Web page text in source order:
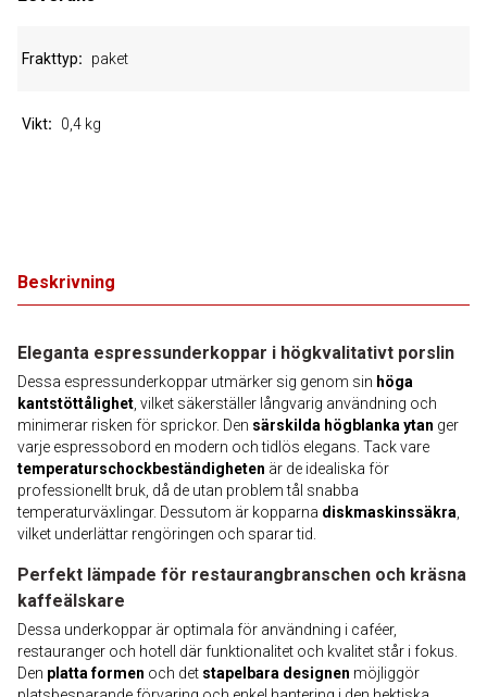
Beskrivning
Eleganta espressunderkoppar i högkvalitativt porslin
Dessa espressunderkoppar utmärker sig genom sin höga
kantstöttålighet , vilket säkerställer långvarig användning och
minimerar risken för sprickor. Den särskilda högblanka ytan ger
varje espressobord en modern och tidlös elegans. Tack vare
temperaturschockbeständigheten är de idealiska för
professionellt bruk, då de utan problem tål snabba
temperaturväxlingar. Dessutom är kopparna diskmaskinssäkra
vilket underlättar rengöringen och sparar tid.
Perfekt lämpade för restaurangbranschen och kräsna
kaffeälskare
Dessa underkoppar är optimala för användning i caféer,
restauranger och hotell där funktionalitet och kvalitet står i fokus.
Den platta formen och det stapelbara designen möjliggör
Frakttyp paket
Vikt 0,4 kg